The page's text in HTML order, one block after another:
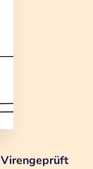
Virengeprüft